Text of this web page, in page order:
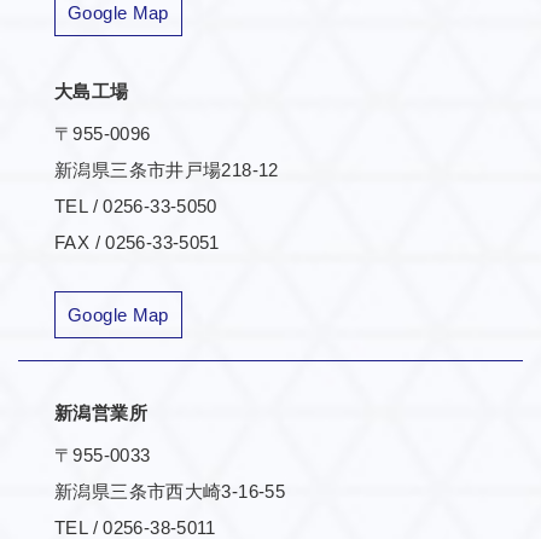
Google Map
大島工場
〒955-0096
新潟県三条市井戸場218-12
TEL / 0256-33-5050
FAX / 0256-33-5051
Google Map
新潟営業所
〒955-0033
新潟県三条市西大崎3-16-55
TEL / 0256-38-5011